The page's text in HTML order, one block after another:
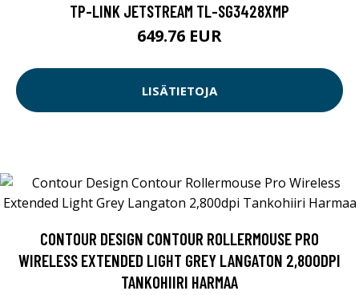
TP-LINK JETSTREAM TL-SG3428XMP
649.76 EUR
LISÄTIETOJA
CONTOUR DESIGN CONTOUR ROLLERMOUSE PRO
WIRELESS EXTENDED LIGHT GREY LANGATON 2,800DPI
TANKOHIIRI HARMAA